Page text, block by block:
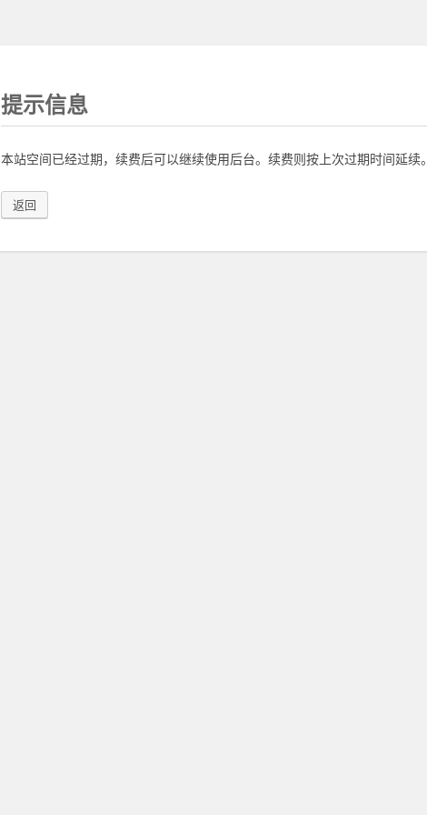
提示信息
本站空间已经过期，续费后可以继续使用后台。续费则按上次过期时间延续。
返回